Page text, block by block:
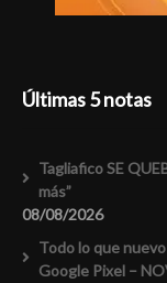
Últimas 5 notas
Tagliafico SE
más”
08/08/2026
Todo lo que
Google Pixel –